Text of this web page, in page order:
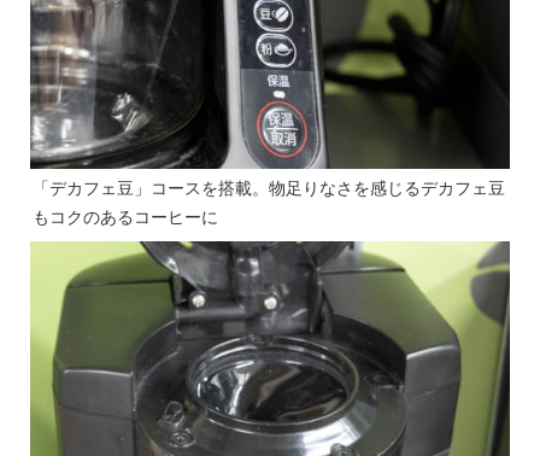
「デカフェ豆」コースを搭載。物足りなさを感じるデカフェ豆
もコクのあるコーヒーに